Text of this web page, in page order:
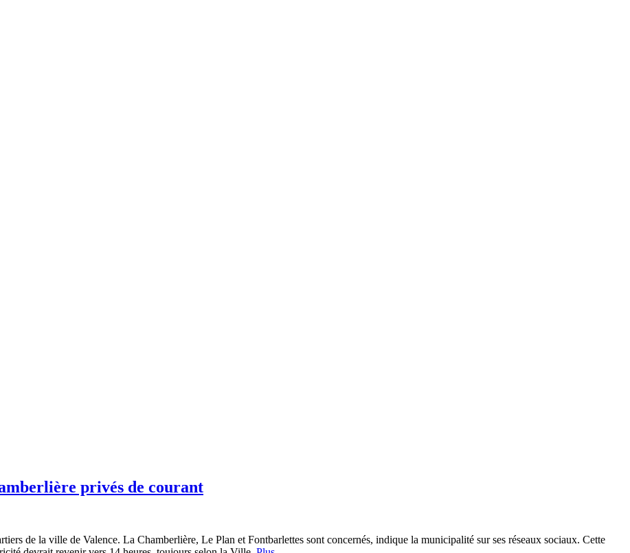
privés de courant
de la ville de Valence. La Chamberlière, Le Plan et Fontbarlettes sont concernés, indique la municipalité sur ses réseaux sociaux. Cette